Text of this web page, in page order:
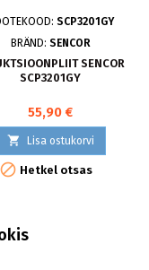
SCP3201GY
BRÄND: SENCOR
SENCOR
SCP3201GY
55,90 €
 Lisa ostukorvi
 Hetkel otsas